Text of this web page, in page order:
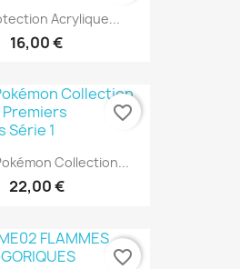
Acrylique...
16,00 €
Collection...
22,00 €
favorite_border
favorite_border